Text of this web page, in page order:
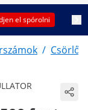
el spórolni
/ Csörlők